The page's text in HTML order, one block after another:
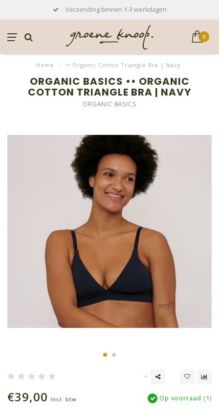
Verzending binnen 1-3 werkdagen
0
Home / •• Organic Cotton Triangle Bra | Navy
ORGANIC BASICS •• ORGANIC
COTTON TRIANGLE BRA | NAVY
ORGANIC BASICS
€39,00 Incl. btw Op voorraad (1)